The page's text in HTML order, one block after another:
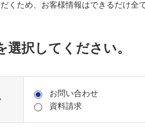
くため、お客様情報はできるだけ全
択してください。
お問い合わせ
資料請求